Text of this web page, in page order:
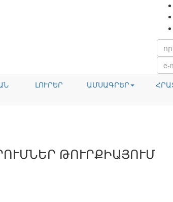
ԼՈՒՐԵՐ ԱՄՍԱԳՐԵՐ
ԹՈՒՐՔԻԱՅՈՒՄ